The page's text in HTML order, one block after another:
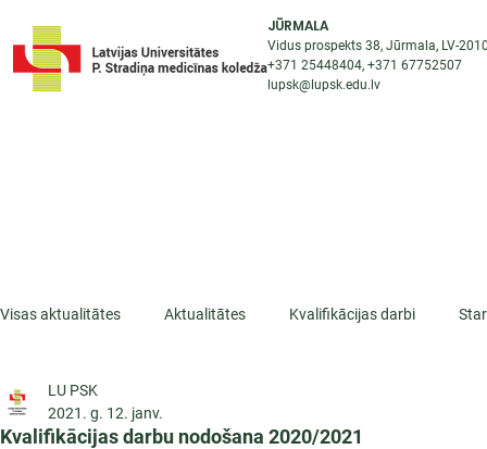
JŪRMALA
Vidus prospekts 38, Jūrmala, LV-
+371 25448404, +371 67752507
lupsk@lupsk.edu.lv
Visas aktualitātes Aktualitātes Kvalifikācijas darbi
ESF projekti
Kvalifikācijas darbu nodošana 2020/2021
LU PSK
2021. g. 12. janv.